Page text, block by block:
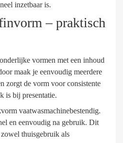
inzetbaar is.
– praktisch
vormen met een inhoud
maak je eenvoudig meerdere
zorgt de vorm voor consistente
is bij presentatie.
vaatwasmachinebestendig.
en eenvoudig na gebruik. Dit
thuisgebruik als